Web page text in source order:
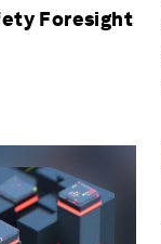
Foresight